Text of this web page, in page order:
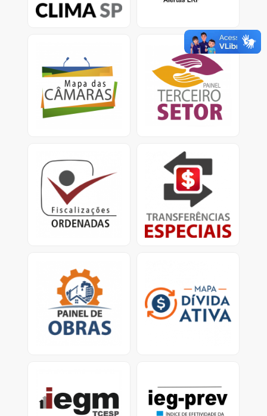
climáticas.
Informações sobre Gasto
com pessoal e custeio
no Legislativo nos
municípios.
Painel Terceiro Setor
A plataforma apresenta
dados e informações
sobre os ajustes com
entidades do Terceiro
Setor.
Relatórios consolidados
para divulgação
de resultados e
providências cabíveis.
Transferências Especiais
Apresenta informações
detalhadas sobre as
transferências especiais,
conhecidas como
emendas pix.<
Mapa virtual que
permite que o cidadão
verifique obras em
atraso e/ou paralisadas.
Ferramenta traz dados
sobre os esforços dos
municípios para
recuperar valores
Índice de Efetividade da
Gestão Municipal -
Índice de Efetividade da
Gestão Previdenciária